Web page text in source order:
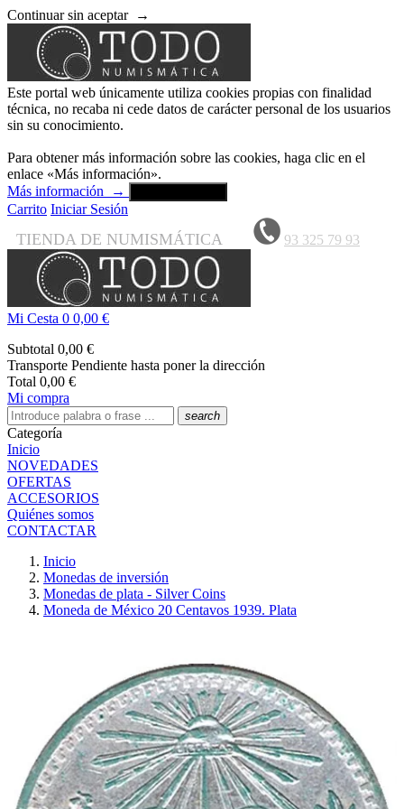
Continuar sin aceptar →
Este portal web únicamente utiliza cookies propias con finalidad
técnica, no recaba ni cede datos de carácter personal de los usuarios
sin su conocimiento.
Para obtener más información sobre las cookies, haga clic en el
enlace «Más información».
Más información
→
Carrito Iniciar Sesión
TIENDA DE NUMISMÁTICA 93 325 79 93
Mi Cesta 0 0,00 €
Subtotal 0,00 €
Transporte Pendiente hasta poner la dirección
Total 0,00 €
Mi compra
search
Categoría
Inicio
NOVEDADES
OFERTAS
ACCESORIOS
Quiénes somos
CONTACTAR
Inicio
Monedas de inversión
Monedas de plata - Silver Coins
Moneda de México 20 Centavos 1939. Plata